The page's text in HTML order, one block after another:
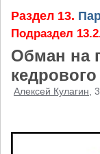
Раздел 13.
Подраздел
Обман на
Алексей Кулагин ,